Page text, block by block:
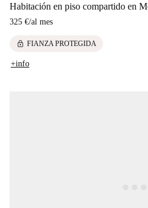
Habitación en piso compartido en
325 €/al mes
lock FIANZA PROTEGIDA
+info